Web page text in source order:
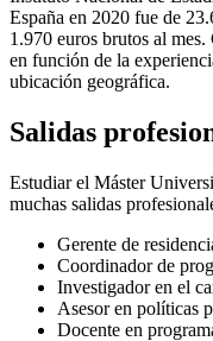
España en 2020 fue de
1.970 euros brutos al
en función de la
ubicación geográfica.
Salidas
Estudiar el Máster
muchas salidas
Gerente de
Coordinador de
Investigador en el
Asesor en políticas
Docente en